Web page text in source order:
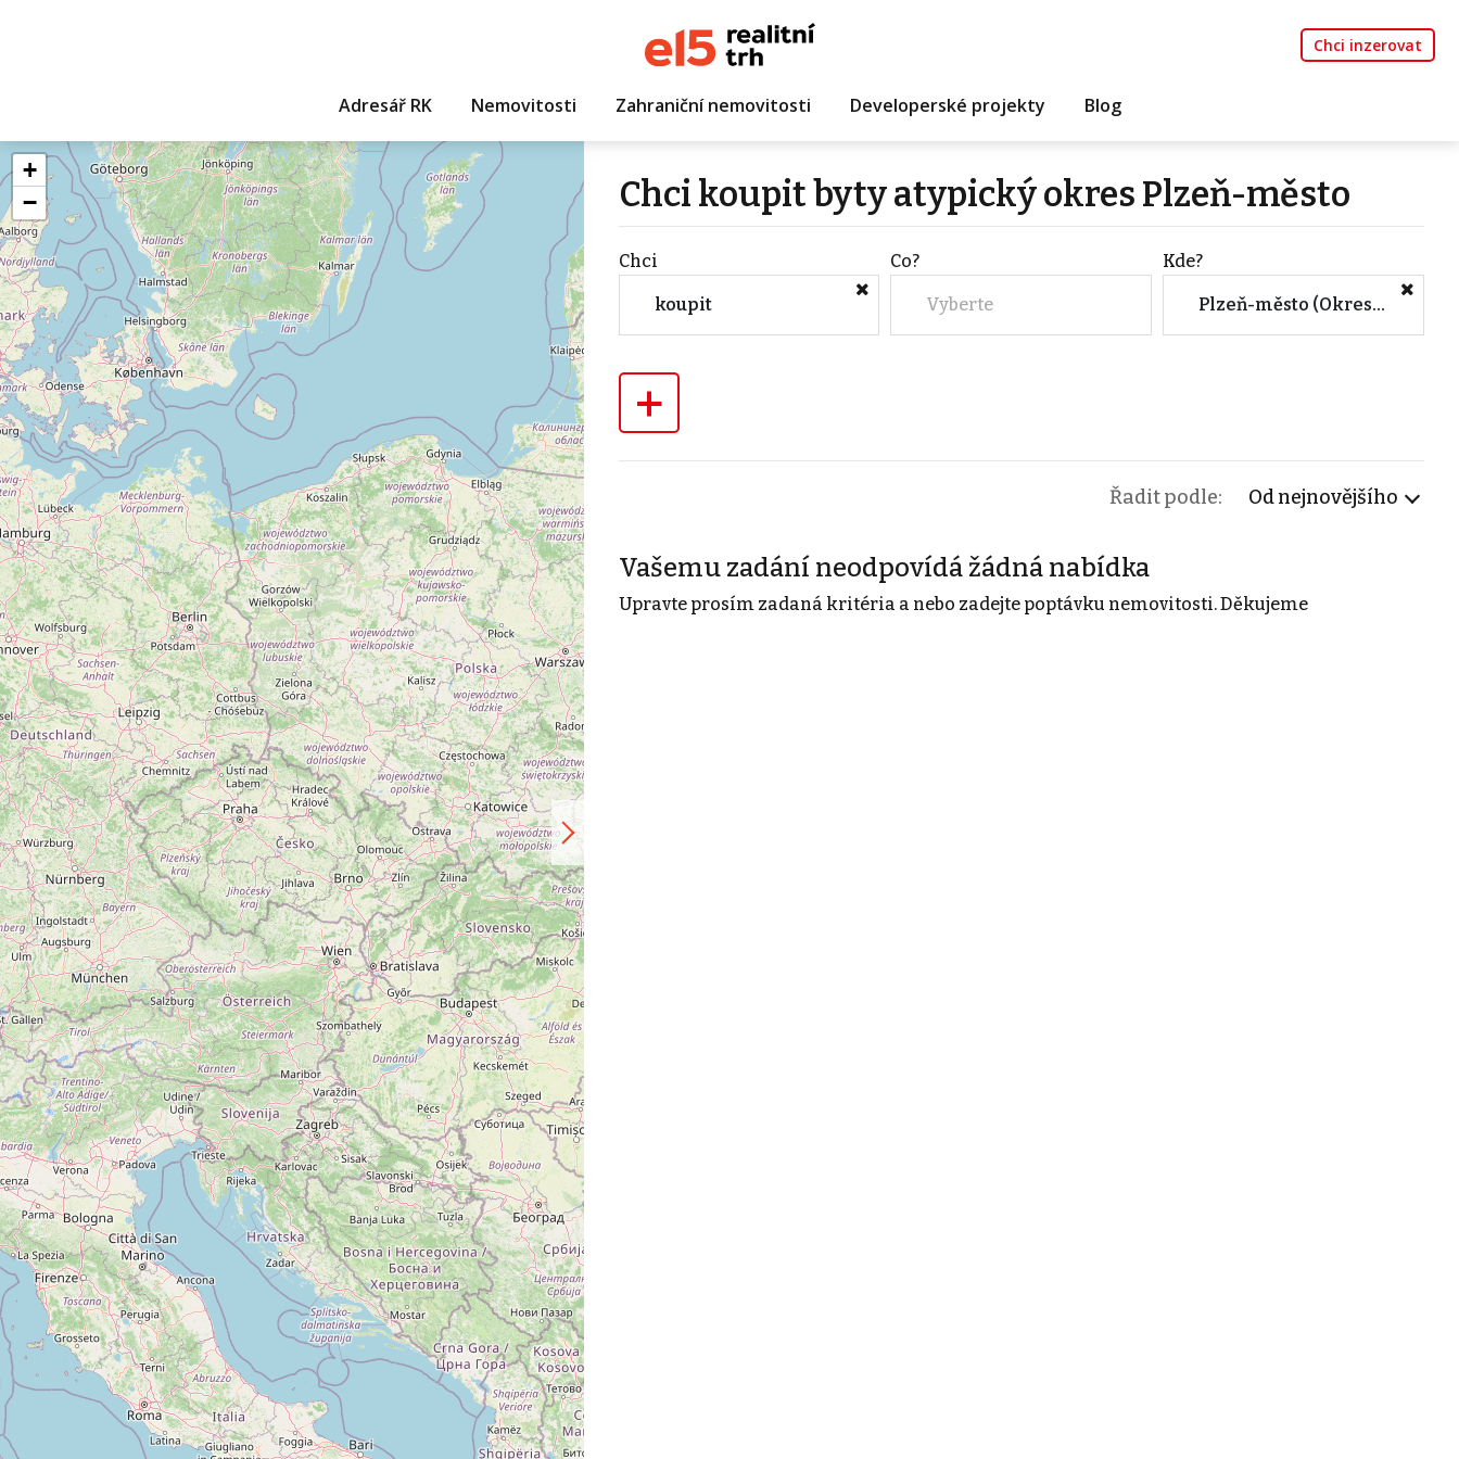
Chci inzerovat
Adresář RK Nemovitosti Zahraniční nemovitosti Developerské projekty Blog
+
−
Chci koupit byty atypický okres Plzeň-město
Chci
koupit
Co?
Vyberte
Kde?
Plzeň-město (Okres, Plzeňský kraj)
+
Řadit podle: Od nejnovějšího
Vašemu zadání neodpovídá žádná nabídka
Upravte prosím zadaná kritéria a nebo zadejte poptávku nemovitosti. Děkujeme